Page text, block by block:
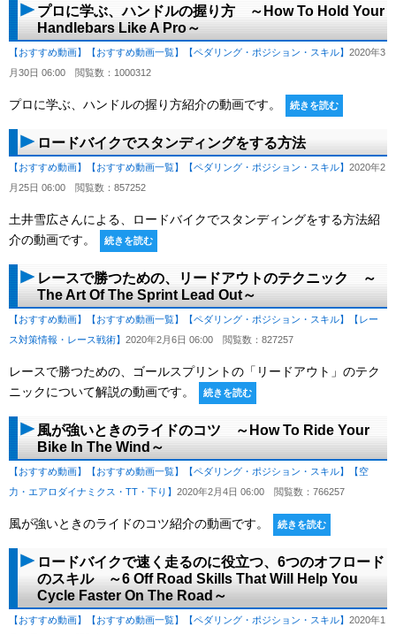
プロに学ぶ、ハンドルの握り方 ～How To Hold Your
Handlebars Like A Pro～
【おすすめ動画】 【おすすめ動画一覧】 【ペダリング・ポジション・スキル】 2020年3
月30日 06:00 閲覧数：1000312
プロに学ぶ、ハンドルの握り方紹介の動画です。 続きを読む
ロードバイクでスタンディングをする方法
【おすすめ動画】 【おすすめ動画一覧】 【ペダリング・ポジション・スキル】 2020年2
月25日 06:00 閲覧数：857252
土井雪広さんによる、ロードバイクでスタンディングをする方法紹
介の動画です。
続きを読む
レースで勝つための、リードアウトのテクニック ～
The Art Of The Sprint Lead Out～
【おすすめ動画】 【おすすめ動画一覧】 【ペダリング・ポジション・スキル】
【レー
ス対策情報・レース戦術】 2020年2月6日 06:00 閲覧数：827257
レースで勝つための、ゴールスプリントの「リードアウト」のテク
ニックについて解説の動画です。
続きを読む
風が強いときのライドのコツ ～How To Ride Your
Bike In The Wind～
【おすすめ動画】 【おすすめ動画一覧】 【ペダリング・ポジション・スキル】
【空
力・エアロダイナミクス・TT・下り】 2020年2月4日 06:00 閲覧数：766257
風が強いときのライドのコツ紹介の動画です。 続きを読む
ロードバイクで速く走るのに役立つ、6つのオフロード
のスキル ～6 Off Road Skills That Will Help You
Cycle Faster On The Road～
【おすすめ動画】 【おすすめ動画一覧】 【ペダリング・ポジション・スキル】 2020年1